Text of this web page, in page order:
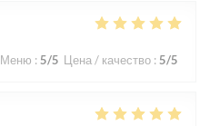
Меню : 5/5 Цена / качество : 5/5